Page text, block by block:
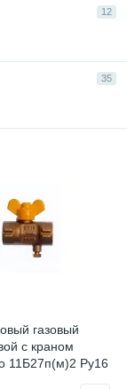
12
35
газовый
с краном
11Б27п(м)2 Ру16